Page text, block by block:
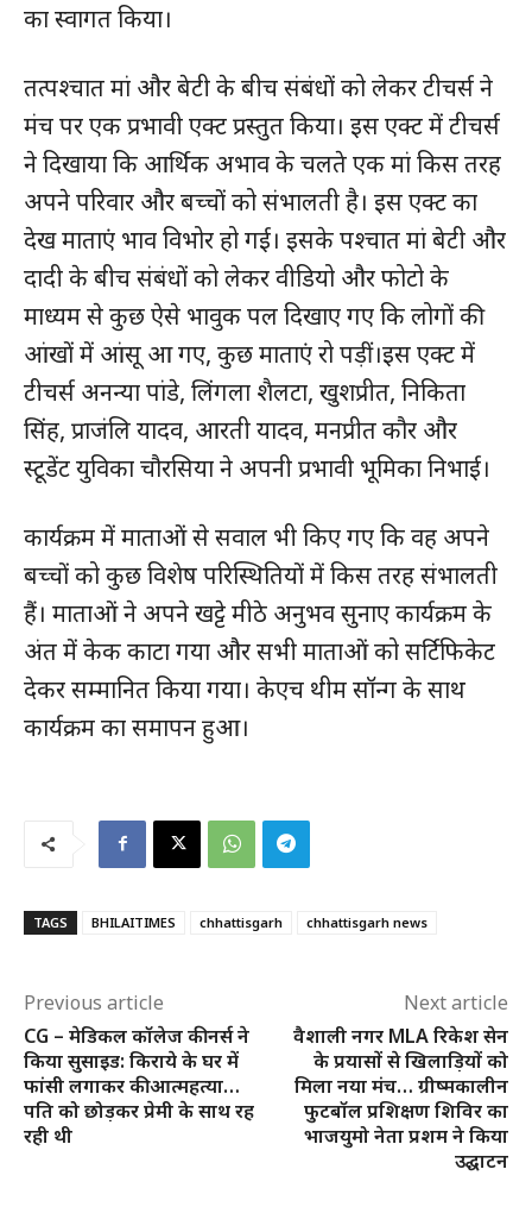
क्विक लिंक्स
संपर्क करें
का स्वागत किया।
तत्पश्चात मां और बेटी के बीच संबंधों को लेकर टीचर्स ने
मंच पर एक प्रभावी एक्ट प्रस्तुत किया। इस एक्ट में टीचर्स
ने दिखाया कि आर्थिक अभाव के चलते एक मां किस तरह
अपने परिवार और बच्चों को संभालती है। इस एक्ट का
देख माताएं भाव विभोर हो गई। इसके पश्चात मां बेटी और
दादी के बीच संबंधों को लेकर वीडियो और फोटो के
माध्यम से कुछ ऐसे भावुक पल दिखाए गए कि लोगों की
आंखों में आंसू आ गए, कुछ माताएं रो पड़ीं।इस एक्ट में
टीचर्स अनन्या पांडे, लिंगला शैलटा, खुशप्रीत, निकिता
सिंह, प्राजंलि यादव, आरती यादव, मनप्रीत कौर और
स्टूडेंट युविका चौरसिया ने अपनी प्रभावी भूमिका निभाई।
कार्यक्रम में माताओं से सवाल भी किए गए कि वह अपने
बच्चों को कुछ विशेष परिस्थितियों में किस तरह संभालती
हैं। माताओं ने अपने खट्टे मीठे अनुभव सुनाए कार्यक्रम के
अंत में केक काटा गया और सभी माताओं को सर्टिफिकेट
देकर सम्मानित किया गया। केएच थीम सॉन्ग के साथ
कार्यक्रम का समापन हुआ।
TAGS BHILAITIMES chhattisgarh chhattisgarh news
Previous article
CG – मेडिकल कॉलेज की नर्स ने
किया सुसाइड: किराये के घर में
फांसी लगाकर की आत्महत्या…
पति को छोड़कर प्रेमी के साथ रह
रही थी
Next article
वैशाली नगर MLA रिकेश सेन
के प्रयासों से खिलाड़ियों को
मिला नया मंच… ग्रीष्मकालीन
फुटबॉल प्रशिक्षण शिविर का
भाजयुमो नेता प्रशम ने किया
उद्घाटन